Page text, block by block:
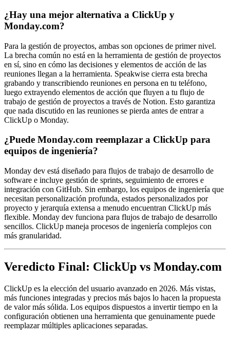
¿Hay una mejor alternativa a ClickUp y
Monday.com?
Para la gestión de proyectos, ambas son opciones de primer nivel.
La brecha común no está en la herramienta de gestión de proyectos
en sí, sino en cómo las decisiones y elementos de acción de las
reuniones llegan a la herramienta. Speakwise cierra esta brecha
grabando y transcribiendo reuniones en persona en tu teléfono,
luego extrayendo elementos de acción que fluyen a tu flujo de
trabajo de gestión de proyectos a través de Notion. Esto garantiza
que nada discutido en las reuniones se pierda antes de entrar a
ClickUp o Monday.
¿Puede Monday.com reemplazar a ClickUp para
equipos de ingeniería?
Monday dev está diseñado para flujos de trabajo de desarrollo de
software e incluye gestión de sprints, seguimiento de errores e
integración con GitHub. Sin embargo, los equipos de ingeniería que
necesitan personalización profunda, estados personalizados por
proyecto y jerarquía extensa a menudo encuentran ClickUp más
flexible. Monday dev funciona para flujos de trabajo de desarrollo
sencillos. ClickUp maneja procesos de ingeniería complejos con
más granularidad.
Veredicto Final: ClickUp vs Monday.com
ClickUp es la elección del usuario avanzado en 2026. Más vistas,
más funciones integradas y precios más bajos lo hacen la propuesta
de valor más sólida. Los equipos dispuestos a invertir tiempo en la
configuración obtienen una herramienta que genuinamente puede
reemplazar múltiples aplicaciones separadas.